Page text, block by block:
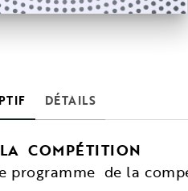
DÉTAILS
COMPÉTITION
programme de la